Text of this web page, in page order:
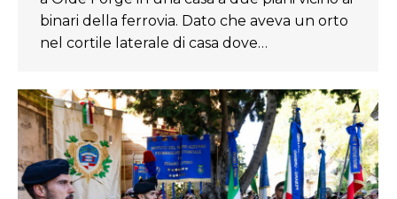
binari della ferrovia. Dato che aveva un orto
nel cortile laterale di casa dove…